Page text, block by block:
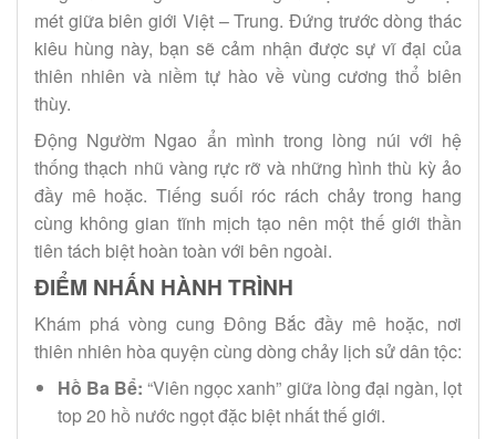
mét giữa biên giới Việt – Trung. Đứng trước dòng thác
kiêu hùng này, bạn sẽ cảm nhận được sự vĩ đại của
thiên nhiên và niềm tự hào về vùng cương thổ biên
thùy.
Động Ngườm Ngao ẩn mình trong lòng núi với hệ
thống thạch nhũ vàng rực rỡ và những hình thù kỳ ảo
đầy mê hoặc. Tiếng suối róc rách chảy trong hang
cùng không gian tĩnh mịch tạo nên một thế giới thần
tiên tách biệt hoàn toàn với bên ngoài.
ĐIỂM NHẤN HÀNH TRÌNH
Khám phá vòng cung Đông Bắc đầy mê hoặc, nơi
thiên nhiên hòa quyện cùng dòng chảy lịch sử dân tộc:
Hồ Ba Bể: “Viên ngọc xanh” giữa lòng đại ngàn, lọt
top 20 hồ nước ngọt đặc biệt nhất thế giới.